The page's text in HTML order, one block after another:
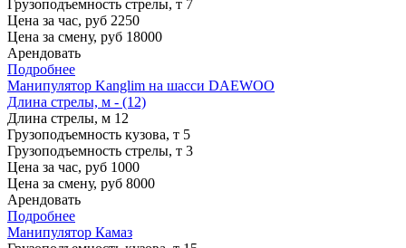
Грузоподъемность стрелы, т 7
Цена за час, руб 2250
Цена за смену, руб 18000
Арендовать
Подробнее
Манипулятор Kanglim на шасси DAEWOO
Длина стрелы, м - (12)
Длина стрелы, м 12
Грузоподъемность кузова, т 5
Грузоподъемность стрелы, т 3
Цена за час, руб 1000
Цена за смену, руб 8000
Арендовать
Подробнее
Манипулятор Камаз